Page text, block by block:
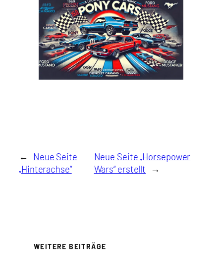
←
Neue Seite
„Hinterachse“
Neue Seite „Horsepower
Wars“ erstellt
→
WEITERE BEITRÄGE